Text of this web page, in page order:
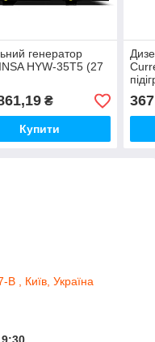
генератор
HYW-35T5 (27
₴
Купити
В , Київ, Україна